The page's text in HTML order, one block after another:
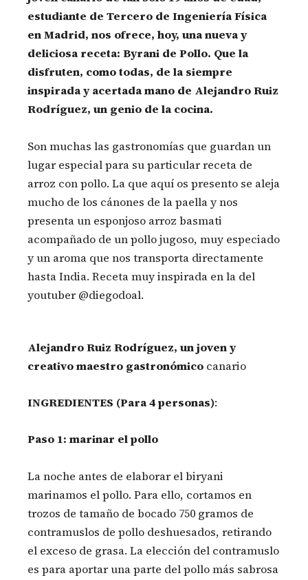
estudiante de Tercero de Ingeniería Física
en Madrid, nos ofrece, hoy, una nueva y
deliciosa receta: Byrani de Pollo. Que la
disfruten, como todas, de la siempre
inspirada y acertada mano de Alejandro Ruiz
Rodríguez, un genio de la cocina.
Son muchas las gastronomías que guardan un
lugar especial para su particular receta de
arroz con pollo. La que aquí os presento se aleja
mucho de los cánones de la paella y nos
presenta un esponjoso arroz basmati
acompañado de un pollo jugoso, muy especiado
y un aroma que nos transporta directamente
hasta India. Receta muy inspirada en la del
youtuber @diegodoal.
Alejandro Ruiz Rodríguez, un joven y
creativo maestro gastronómico canario
INGREDIENTES (Para 4 personas):
Paso 1: marinar el pollo
La noche antes de elaborar el biryani
marinamos el pollo. Para ello, cortamos en
trozos de tamaño de bocado 750 gramos de
contramuslos de pollo deshuesados, retirando
el exceso de grasa. La elección del contramuslo
es para aportar una parte del pollo más sabrosa